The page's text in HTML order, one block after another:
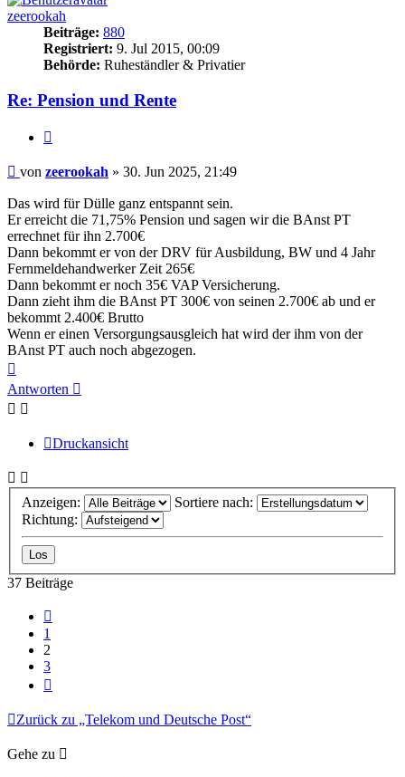
zeerookah
Beiträge: 880
Registriert: 9. Jul 2015, 00:09
Behörde: Ruheständler & Privatier
Re: Pension und Rente
Beitrag
von zeerookah » 30. Jun 2025, 21:49
Das wird für Dülle ganz entspannt sein.
Er erreicht die 71,75% Pension und sagen wir die BAnst PT
errechnet für ihn 2.700€
Dann bekommt er von der DRV für Ausbildung, BW und 4 Jahr
Fernmeldehandwerker Zeit 265€
Dann bekommt er noch 35€ VAP Versicherung.
Dann zieht ihm die BAnst PT 300€ von seinen 2.700€ ab und er
bekommt 2.400€ Brutto
Wenn er einen Versorgungsausgleich hat wird der ihm von der
BAnst PT auch noch abgezogen.
oben
Antworten
Druckansicht
Anzeigen:
Sortiere nach:
Richtung:
37 Beiträge
1
2
3
Zurück zu „Telekom und Deutsche Post“
Gehe zu